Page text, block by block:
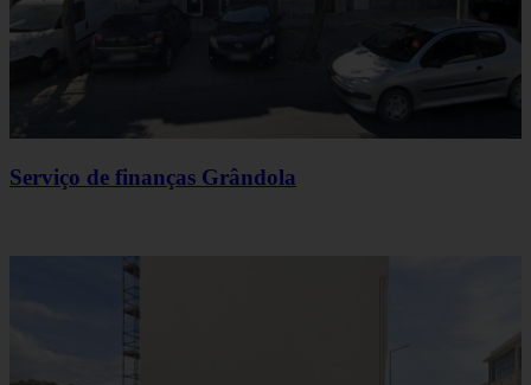
Serviço de finanças Grândola